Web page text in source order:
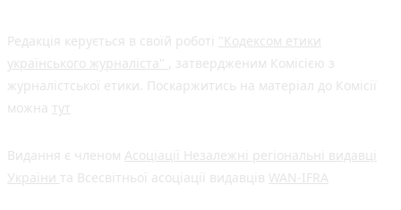
Редакція керується в своїй роботі "Кодексом етики
українського журналіста" , затвердженим Комісією з
журналістської етики. Поскаржитись на матеріал до Комісії
можна тут
Видання є членом Асоціації Незалежні регіональні видавці
України та Всесвітньої асоціації видавців WAN-IFRA